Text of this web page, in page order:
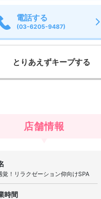
電話する
(03-6205-9487)
とりあえずキープする
店舗情報
覚！リラクゼーション仰向けSPA
時間